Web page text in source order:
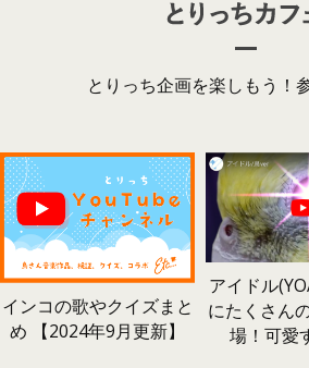
とりっち企画を楽しもう！
インコの歌やクイズまと
め 【2024年9月更新】
アイドル
にたくさん
場！可愛